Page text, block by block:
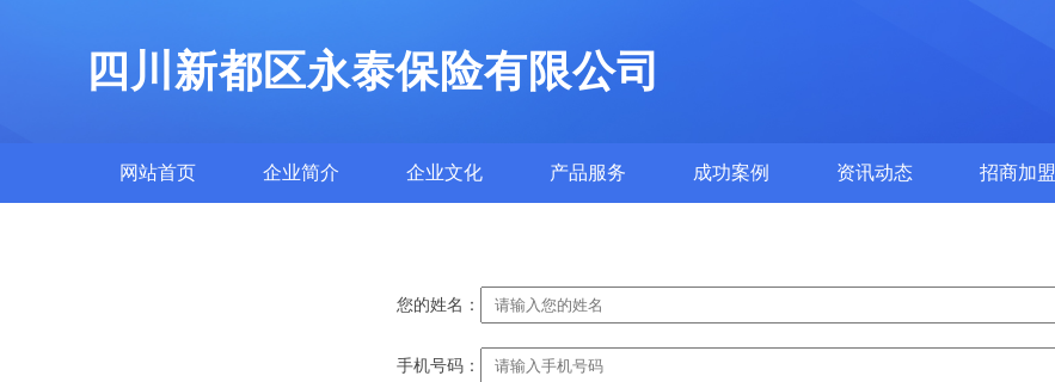
四川新都区永泰保险有限公司
网站首页 企业简介 企业文化 产品服务 成功案例 资讯动态 招商加盟
您的姓名：
手机号码：